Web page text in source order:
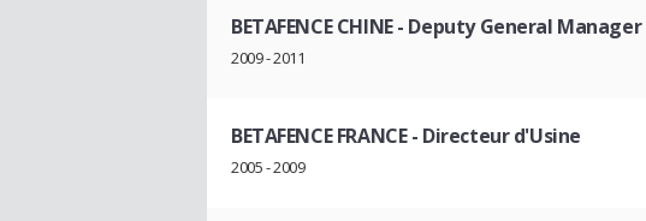
BETAFENCE CHINE- Deputy General
2009 - 2011
BETAFENCE FRANCE- Directeur d'Usine
2005 - 2009